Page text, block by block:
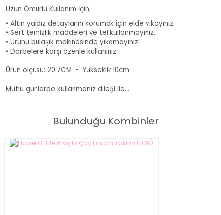
Uzun Ömürlü Kullanım İçin;
• Altın yaldız detaylarını korumak için elde yıkayınız.
• Sert temizlik maddeleri ve tel kullanmayınız.
• Ürünü bulaşık makinesinde yıkamayınız.
• Darbelere karşı özenle kullanınız.
Ürün ölçüsü: 20.7CM - Yükseklik:10cm
Mutlu günlerde kullanmanız dileği ile...
Bulunduğu Kombinler